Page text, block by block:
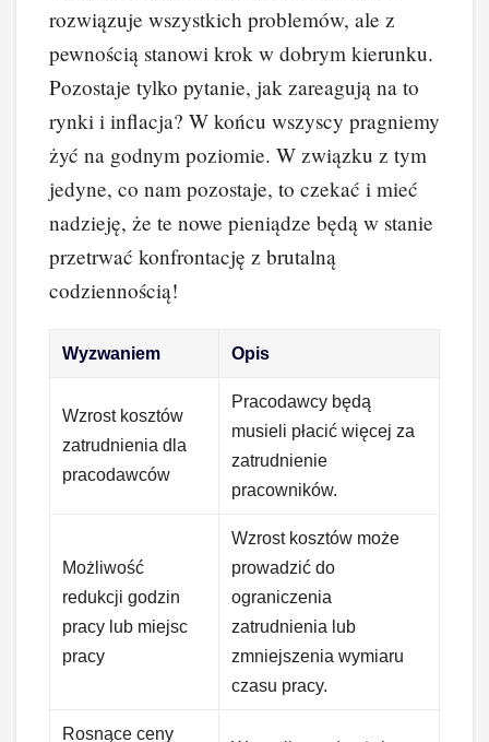
rozwiązuje wszystkich problemów, ale z
pewnością stanowi krok w dobrym kierunku.
Pozostaje tylko pytanie, jak zareagują na to
rynki i inflacja? W końcu wszyscy pragniemy
żyć na godnym poziomie. W związku z tym
jedyne, co nam pozostaje, to czekać i mieć
nadzieję, że te nowe pieniądze będą w stanie
przetrwać konfrontację z brutalną
codziennością!
Wyzwaniem Opis
Wzrost kosztów
zatrudnienia dla
pracodawców
Pracodawcy będą
musieli płacić więcej za
zatrudnienie
pracowników.
Możliwość
redukcji godzin
pracy lub miejsc
pracy
Wzrost kosztów może
prowadzić do
ograniczenia
zatrudnienia lub
zmniejszenia wymiaru
czasu pracy.
Rosnące ceny